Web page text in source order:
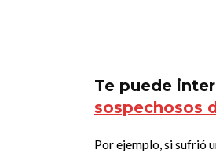
Te puede
sospechosos
Por ejemplo, si sufrió